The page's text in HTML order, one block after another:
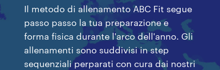
Il metodo di allenamento ABC Fit segue
passo passo la tua preparazione e
forma fisica durante l'arco dell'anno. Gli
allenamenti sono suddivisi in step
sequenziali perparati con cura dai nostri